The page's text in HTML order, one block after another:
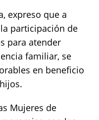
expreso que a
participación de
para atender
familiar, se
en beneficio
Mujeres de